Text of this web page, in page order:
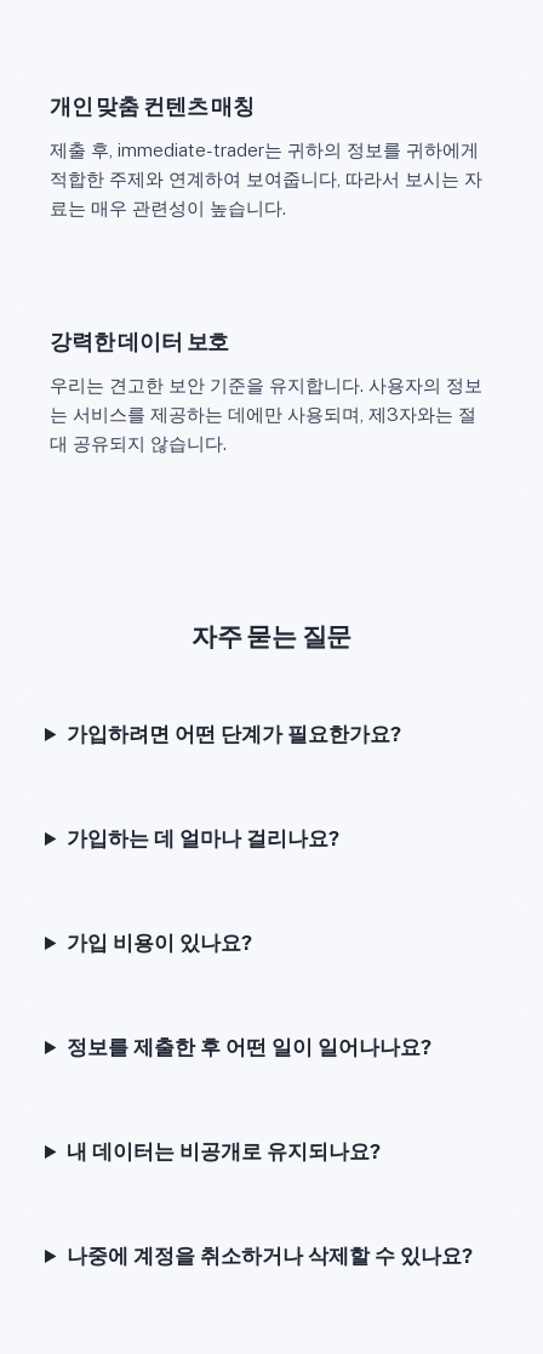
개인 맞춤 컨텐츠 매칭
제출 후, immediate-trader는 귀하의 정보를 귀하에게
적합한 주제와 연계하여 보여줍니다, 따라서 보시는 자
료는 매우 관련성이 높습니다.
강력한 데이터 보호
우리는 견고한 보안 기준을 유지합니다. 사용자의 정보
는 서비스를 제공하는 데에만 사용되며, 제3자와는 절
대 공유되지 않습니다.
자주 묻는 질문
가입하려면 어떤 단계가 필요한가요?
가입하는 데 얼마나 걸리나요?
가입 비용이 있나요?
정보를 제출한 후 어떤 일이 일어나나요?
내 데이터는 비공개로 유지되나요?
나중에 계정을 취소하거나 삭제할 수 있나요?